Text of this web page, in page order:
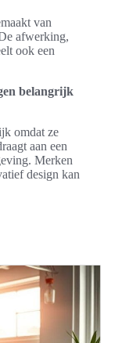
van
afwerking,
ook een
belangrijk
omdat ze
aan een
Merken
design kan